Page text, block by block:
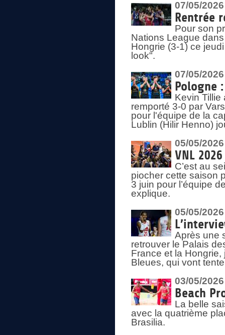
07/05/2026
Rentrée
Pour son
Nations League
Hongrie (3-1) ce
look".
07/05/2026
Pologne
Kevin Tillie
remporté 3-0 par
pour l'équipe de la
Lublin (Hilir Henno)
05/05/2026
VNL
C’est au
piocher cette saison
3 juin pour l’équipe
explique.
05/05/2026
Après une
retrouver le Palais
France et la Hongrie,
Bleues, qui vont
03/05/2026
Beach
La belle
avec la quatrième
Brasilia.